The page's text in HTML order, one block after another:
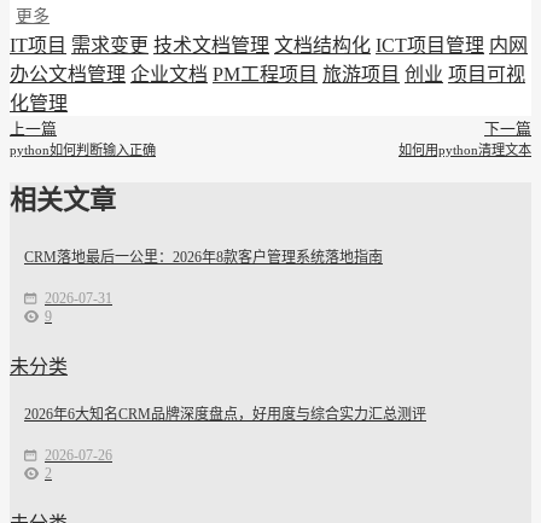
更多
IT项目 需求变更 技术文档管理 文档结构化 ICT项目管理 内网
办公文档管理 企业文档 PM工程项目 旅游项目 创业 项目可视
化管理
上一篇
python如何判断输入正确
下一篇
如何用python清理文本
相关文章
CRM落地最后一公里：2026年8款客户管理系统落地指南
2026-07-31
9
未分类
2026年6大知名CRM品牌深度盘点，好用度与综合实力汇总测评
2026-07-26
2